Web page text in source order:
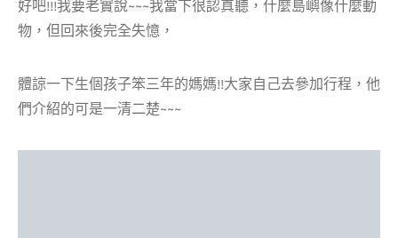
好吧!!!我要老實說~~~我當下很認真聽，什麼島嶼像什麼動
物，但回來後完全失憶，
體諒一下生個孩子笨三年的媽媽!!大家自己去參加行程，他
們介紹的可是一清二楚~~~